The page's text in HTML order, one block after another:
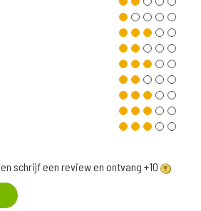
en schrijf een review en ontvang +10